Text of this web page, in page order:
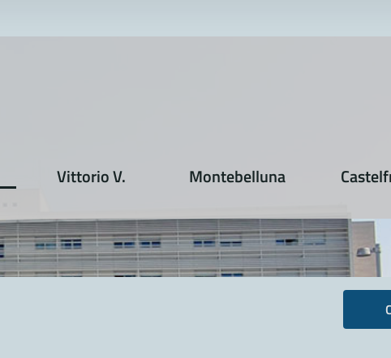
Vittorio V. Montebelluna